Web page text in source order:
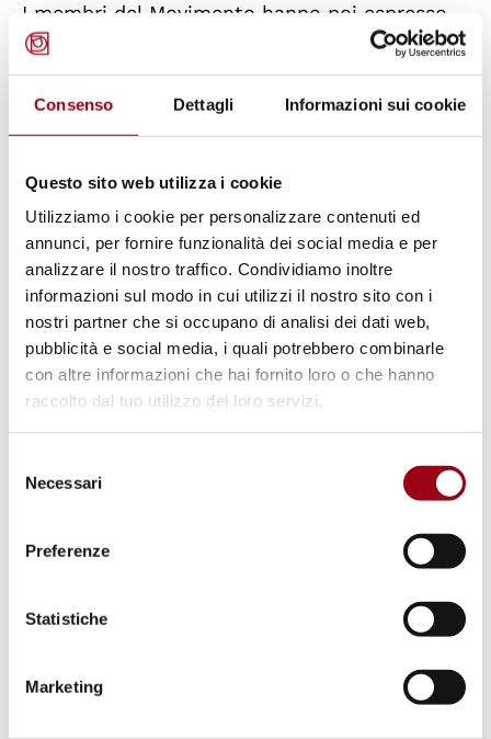
Consenso Dettagli Informazioni sui cookie
Questo sito web utilizza i cookie
Utilizziamo i cookie per personalizzare contenuti ed
annunci, per fornire funzionalità dei social media e per
analizzare il nostro traffico. Condividiamo inoltre
informazioni sul modo in cui utilizzi il nostro sito con i
nostri partner che si occupano di analisi dei dati web,
pubblicità e social media, i quali potrebbero combinarle
con altre informazioni che hai fornito loro o che hanno
raccolto dal tuo utilizzo dei loro servizi.
delNecessari
Preferenze
Statistiche
Marketing
I membri del Movimento hanno poi espresso
la loro adesione alla recente pubblicazione
dal titolo “Manifesto per una democrazia
globale”, preparata congiuntamente da 10
illustri esponenti del mondo accademico,
della ricerca e dell’associazionismo
provenienti da 10 diversi Paesi, che sottolinea
la centralità e l’urgenza dell’attuazione
effettiva di forme di governance democratiche
su tutte le questioni che i summit
intergovernativi sono evidentemente incapaci
di risolvere.
LaCampagna internazionale per l'istituzione
di un'Assemblea Parlamentare delle Nazioni
promossa da una rete internazionale di
parlamentari e di organizzazioni non
governative che chiedono la rappresentanza
lanciata nell'aprile del 2007 e ad essa hanno
aderito oltre 4600 persone da 156 Paesi, 794
parlamentari e 330 organizzazioni non